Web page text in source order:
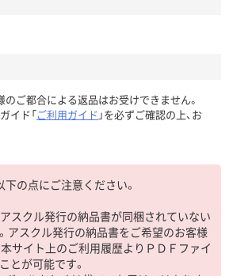
のご都合による返品はお受けできません。
イド「ご利用ガイド 」を必ずご確認の上、お
下の点にご注意ください。
アスクル発行の納品書が同梱されていない
アスクル発行の納品書をご希望のお客様
本サイト上のご利用履歴よりＰＤＦファイ
とが可能です。